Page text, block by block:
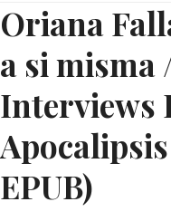
Oriana
a si misma
Interviews
EPUB)